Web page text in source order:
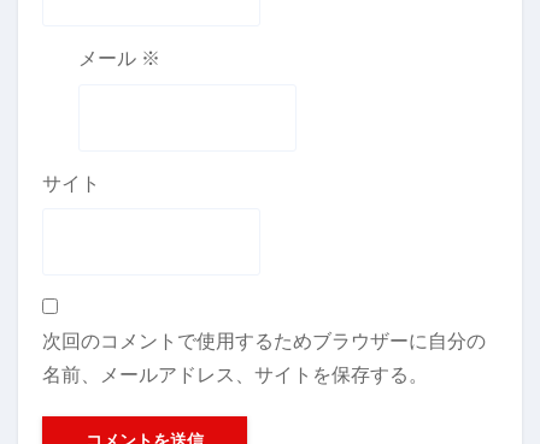
メール ※
サイト
次回のコメントで使用するためブラウザーに自分の
名前、メールアドレス、サイトを保存する。